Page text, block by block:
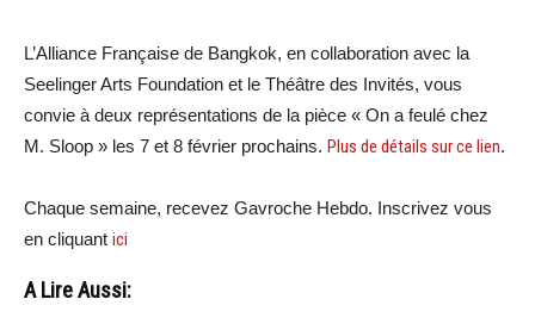
L’Alliance Française de Bangkok, en collaboration avec la
Seelinger Arts Foundation et le Théâtre des Invités, vous
convie à deux représentations de la pièce « On a feulé chez
M. Sloop » les 7 et 8 février prochains. Plus de détails sur ce lien.
Chaque semaine, recevez Gavroche Hebdo. Inscrivez vous
en cliquant ici
A Lire Aussi: